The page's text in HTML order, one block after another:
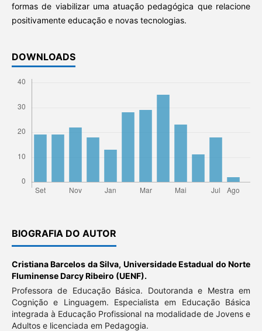
formas de viabilizar uma atuação pedagógica que relacione
positivamente educação e novas tecnologias.
DOWNLOADS
BIOGRAFIA DO AUTOR
Cristiana Barcelos da Silva, Universidade Estadual do Norte
Fluminense Darcy Ribeiro (UENF).
Professora de Educação Básica. Doutoranda e Mestra em
Cognição e Linguagem. Especialista em Educação Básica
integrada à Educação Profissional na modalidade de Jovens e
Adultos e licenciada em Pedagogia.